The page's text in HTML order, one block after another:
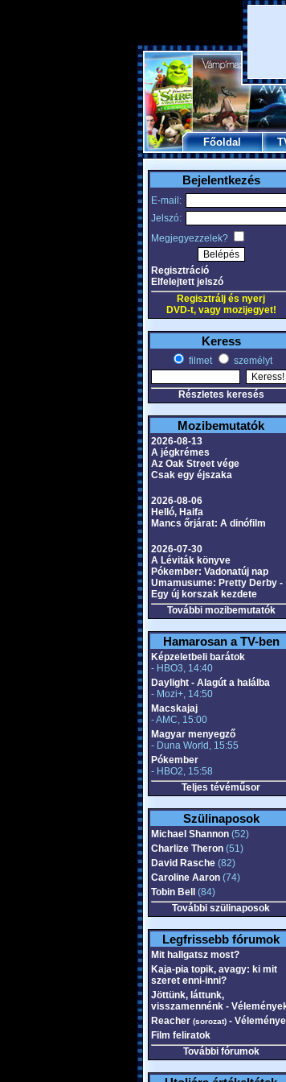
Főoldal
Bejelentkezés
E-mail:
Jelszó:
Megjegyezzelek?
Regisztráció
Elfelejtett jelszó
Regisztrálj és nyerj
DVD-t, vagy mozijegyet!
Keress
filmet személyt
Részletes keresés
Mozibemutatók
2026-08-13
A jégkrémes
Az Oak Street vége
Csak egy éjszaka
2026-08-06
Helló, Haifa
Mancs őrjárat: A dinófilm
2026-07-30
A Léviták könyve
Pókember: Vadonatúj nap
Umamusume: Pretty Derby -
Egy új korszak kezdete
További mozibemutatók
Hamarosan a TV-ben
Képzeletbeli barátok
- HBO3, 14:40
Daylight - Alagút a halálba
- Mozi+, 14:50
Macskajaj
- AMC, 15:00
Magyar menyegző
- Duna World, 15:55
Pókember
- HBO2, 15:58
Teljes tévéműsor
Szülinaposok
Michael Shannon(52)
Charlize Theron(51)
David Rasche(82)
Caroline Aaron(74)
Tobin Bell
(84)
További szülinaposok
Legfrissebb fórumok
Mit hallgatsz most?
Kaja-pia topik, avagy: ki mit
szeret enni-inni?
Jöttünk, láttunk,
visszamennénk -
Reacher (sorozat)-
Film feliratok
További fórumok